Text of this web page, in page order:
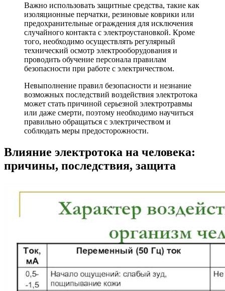
Важно использовать защитные средства, такие как
изоляционные перчатки, резиновые коврики или
предохранительные ограждения для исключения
случайного контакта с электроустановкой. Кроме
того, необходимо осуществлять регулярный
технический осмотр электрооборудования и
проводить обучение персонала правилам
безопасности при работе с электричеством.
Невыполнение правил безопасности и незнание
возможных последствий воздействия электротока
может стать причиной серьезной электротравмы
или даже смерти, поэтому необходимо научиться
правильно обращаться с электричеством и
соблюдать меры предосторожности.
Влияние электротока на человека:
причины, последствия, защита